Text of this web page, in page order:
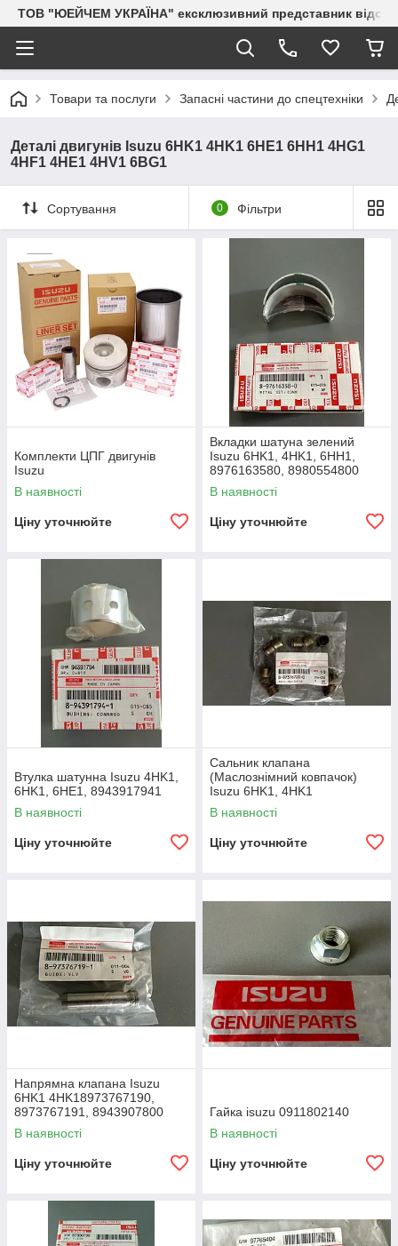
ТОВ "ЮЕЙЧЕМ УКРАЇНА" ексклюзивний представник відомих
Товари та послуги Запасні частини до спецтехніки
Деталі двигунів Isuzu 6HK1 4HK1 6HE1 6HH1 4HG1
4HF1 4HE1 4HV1 6BG1
Сортування 0 Фільтри
Комплекти ЦПГ двигунів
Isuzu
В наявності
Ціну уточнюйте
Вкладки шатуна зелений
Isuzu 6HK1, 4HK1, 6HH1,
8976163580, 8980554800
В наявності
Ціну уточнюйте
Втулка шатунна Isuzu 4HK1,
6HK1, 6HE1, 8943917941
В наявності
Ціну уточнюйте
Сальник клапана
(Маслознімний ковпачок)
Isuzu 6HK1, 4HK1
8973767200, 8971203070
В наявності
Ціну уточнюйте
Напрямна клапана Isuzu
6HK1 4HK18973767190,
8973767191, 8943907800
8973767192
В наявності
Ціну уточнюйте
Гайка isuzu 0911802140
В наявності
Ціну уточнюйте